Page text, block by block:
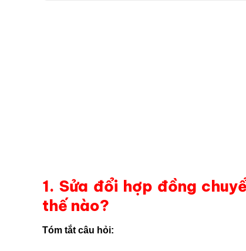
1. Sửa đổi hợp đồng
thế nào?
Tóm tắt câu hỏi: